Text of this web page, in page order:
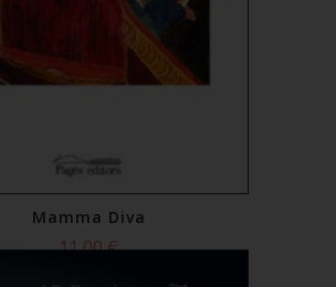
Mamma Diva
11,00 €